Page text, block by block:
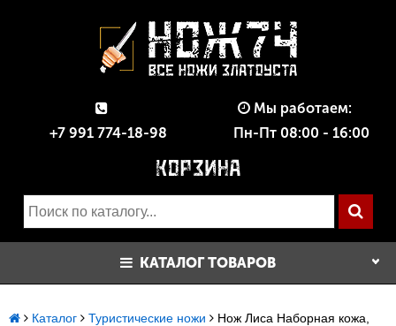
+7 991 774-18-98
Мы работаем:
Пн-Пт 08:00 - 16:00
КАТАЛОГ ТОВАРОВ
Каталог Туристические ножи
Нож Лиса Наборная кожа,